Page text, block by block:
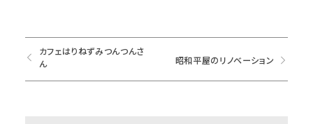
カフェはりねずみつんつんさ
ん
昭和平屋のリノベーション